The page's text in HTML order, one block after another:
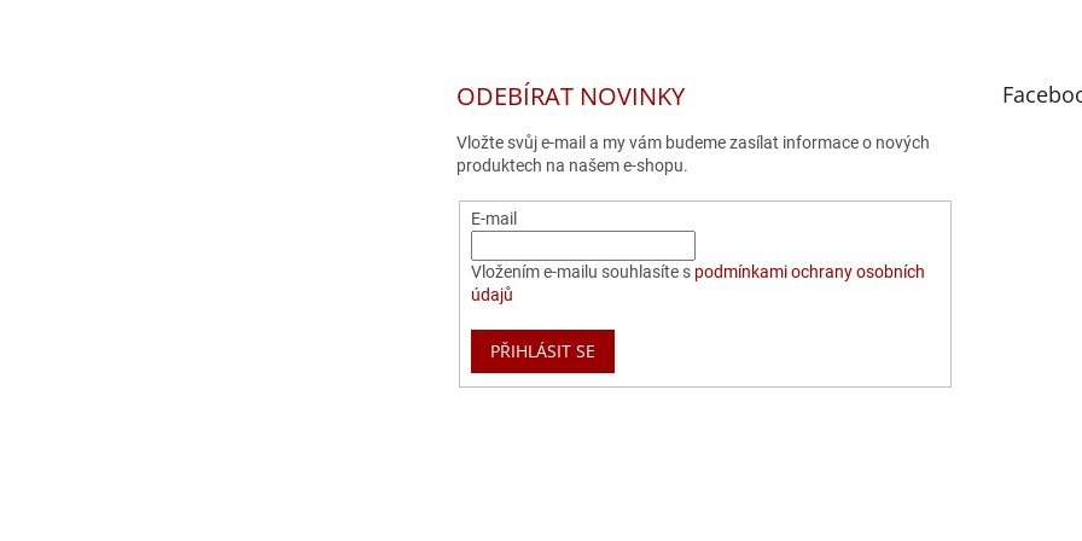
ODEBÍRAT NOVINKY
Vložte svůj e-mail a my vám budeme zasílat informace o nových
produktech na našem e-shopu.
E-mail
Vložením e-mailu souhlasíte s podmínkami ochrany osobních
údajů
PŘIHLÁSIT SE